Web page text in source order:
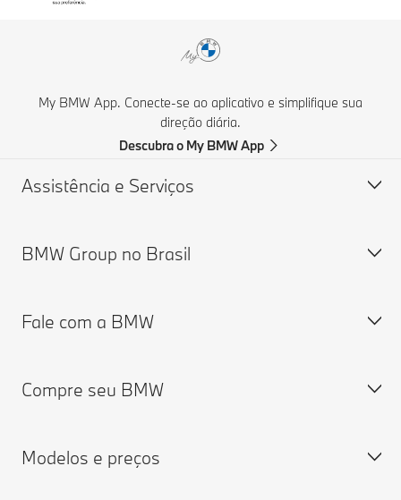
My BMW App. Conecte-se ao aplicativo e simplifique sua
direção diária.
Descubra o My BMW App
Assistência e Serviços
BMW Service
Comunicados de Campanha de Recall
My BMW App
Portal do Cliente BMW Serviços Financeiros
BMW Group no Brasil
Relatório de transparência salarial
Visite a fábrica BMW
Fale com a BMW
Fale com a BMW
Solicite uma proposta
Compre seu BMW
Configure o seu
Modelos e preços